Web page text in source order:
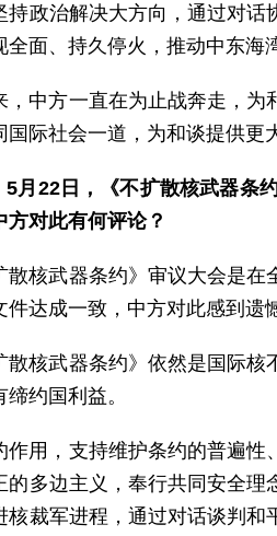
持政治解决大方向，通过对
全面、持久停火，推动中东海
，中方一直在为止战奔走，
国际社会一道，为和谈提供
5月22日，《不扩散核武器条
对此有何评论？
散核武器条约》审议大会是
件达成一致，中方对此感到遗
散核武器条约》依然是国际
约国利益。
作用，支持维护条约的普遍
的多边主义，奉行共同安全
核裁军进程，通过对话谈判